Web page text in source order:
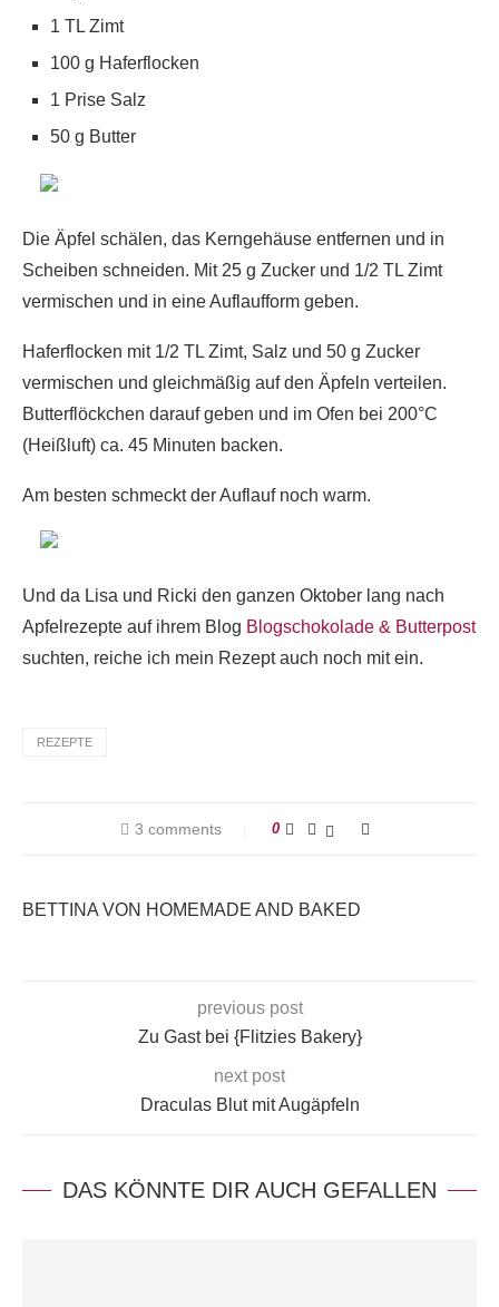
1 TL Zimt
100 g Haferflocken
1 Prise Salz
50 g Butter
Die Äpfel schälen, das Kerngehäuse entfernen und in
Scheiben schneiden. Mit 25 g Zucker und 1/2 TL Zimt
vermischen und in eine Auflaufform geben.
Haferflocken mit 1/2 TL Zimt, Salz und 50 g Zucker
vermischen und gleichmäßig auf den Äpfeln verteilen.
Butterflöckchen darauf geben und im Ofen bei 200°C
(Heißluft) ca. 45 Minuten backen.
Am besten schmeckt der Auflauf noch warm.
Und da Lisa und Ricki den ganzen Oktober lang nach
Apfelrezepte auf ihrem Blog Blogschokolade & Butterpost
suchten, reiche ich mein Rezept auch noch mit ein.
REZEPTE
3 comments 0
BETTINA VON HOMEMADE AND BAKED
previous post
Zu Gast bei {Flitzies Bakery}
next post
Draculas Blut mit Augäpfeln
DAS KÖNNTE DIR AUCH GEFALLEN